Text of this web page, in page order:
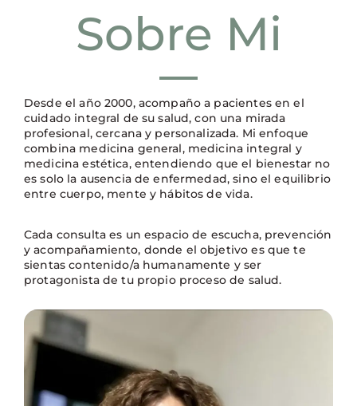
Sobre Mi
Desde el año 2000, acompaño a pacientes en el
cuidado integral de su salud, con una mirada
profesional, cercana y personalizada. Mi enfoque
combina medicina general, medicina integral y
medicina estética, entendiendo que el bienestar no
es solo la ausencia de enfermedad, sino el equilibrio
entre cuerpo, mente y hábitos de vida.
Cada consulta es un espacio de escucha, prevención
y acompañamiento, donde el objetivo es que te
sientas contenido/a humanamente y ser
protagonista de tu propio proceso de salud.